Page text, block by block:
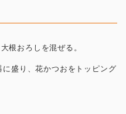
根おろしを混ぜる。
盛り、花かつおをトッピング